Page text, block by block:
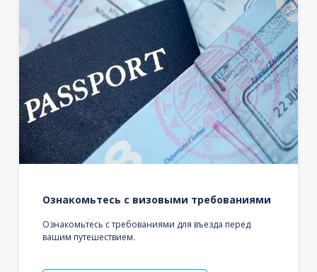
Ознакомьтесь с визовыми требованиями
Ознакомьтесь с требованиями для въезда перед
вашим путешествием.